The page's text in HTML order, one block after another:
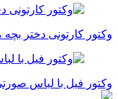
وکتور کارتونی دختر
وکتور فیل با لباس